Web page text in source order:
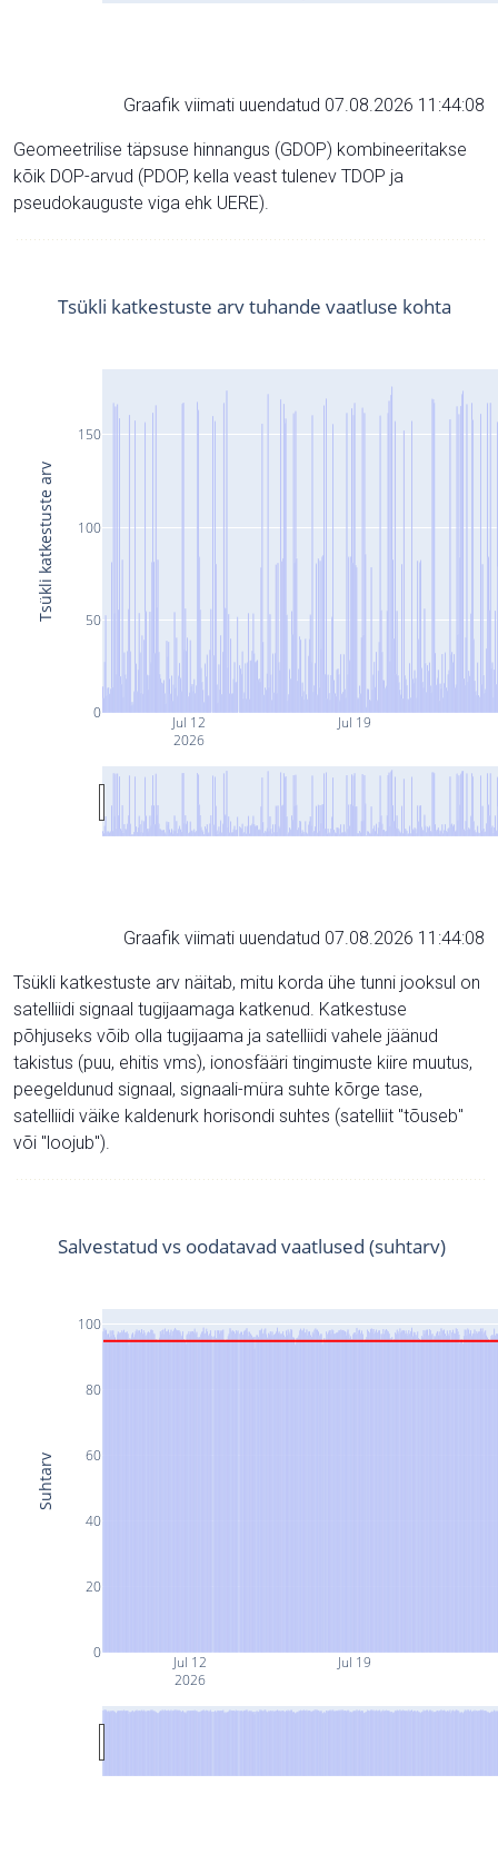
Graafik viimati uuendatud 07.08.2026 11:44:08
Geomeetrilise täpsuse hinnangus (GDOP) kombineeritakse
kõik DOP-arvud (PDOP, kella veast tulenev TDOP ja
pseudokauguste viga ehk UERE).
Jul 12
2026
Jul 19
0
50
100
150
Tsükli katkestuste arv tuhande vaatluse kohta
Tsükli katkestuste arv
Graafik viimati uuendatud 07.08.2026 11:44:08
Tsükli katkestuste arv näitab, mitu korda ühe tunni jooksul on
satelliidi signaal tugijaamaga katkenud. Katkestuse
põhjuseks võib olla tugijaama ja satelliidi vahele jäänud
takistus (puu, ehitis vms), ionosfääri tingimuste kiire muutus,
peegeldunud signaal, signaali-müra suhte kõrge tase,
satelliidi väike kaldenurk horisondi suhtes (satelliit "tõuseb"
või "loojub").
Jul 12
2026
Jul 19
0
20
40
60
80
100
Salvestatud vs oodatavad vaatlused (suhtarv)
Suhtarv